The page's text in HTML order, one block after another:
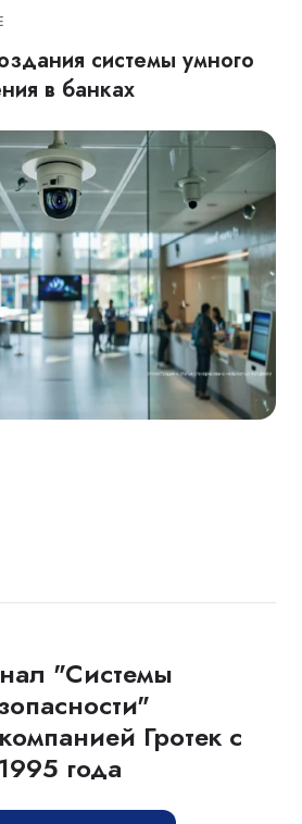
системы умного
в банках
"Системы
Гротек с
1995 года